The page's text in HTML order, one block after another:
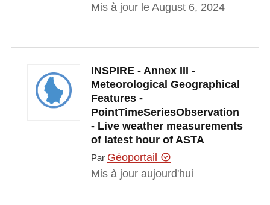
Mis à jour le August 6, 2024
INSPIRE - Annex III -
Meteorological Geographical
Features -
PointTimeSeriesObservation
- Live weather measurements
of latest hour of ASTA
Par Géoportail
Mis à jour aujourd'hui